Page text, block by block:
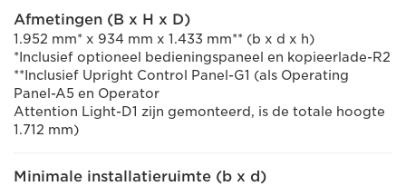
Afmetingen (B x H x D)
1.952 mm* x 934 mm x 1.433 mm** (b x d x h)
*Inclusief optioneel bedieningspaneel en kopieerlade-R2
**Inclusief Upright Control Panel-G1 (als Operating
Panel-A5 en Operator
Attention Light-D1 zijn gemonteerd, is de totale hoogte
1.712 mm)
Minimale installatieruimte (b x d)